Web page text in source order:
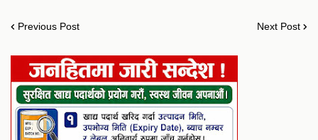
Previous Post Next Post